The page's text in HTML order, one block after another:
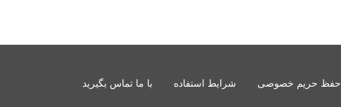
حفظ حریم خصوصی شرایط استفاده با ما تماس بگیرید